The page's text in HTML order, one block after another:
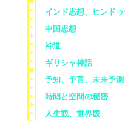
インド思想、ヒンド
中国思想
神道
ギリシャ神話
予知、予言、未来予測
時間と空間の秘密
人生観、世界観